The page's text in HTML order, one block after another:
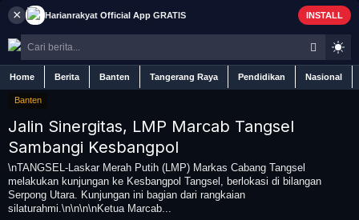
× Harianrakyat Official App GRATIS INSTALL
Home Berita Banten Tangerang Raya Pendidikan Nasional
Home
Berita
Banten
Jalin Sinergitas, LMP Marcab Tangsel
Sambangi Kesbangpol
\nTANGSEL-Laskar Merah Putih (LMP) Markas Cabang Tangsel
melakukan kunjungan ke Kesbangpol Tangsel, berlokasi di bilangan
Serpong Utara. Kunjungan ini bagian dari rangkaian
silaturahmi.\n\n\n\nKetua Marcab...